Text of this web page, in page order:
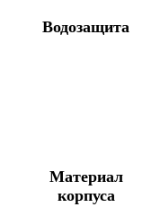
Водозащита
Материал
корпуса